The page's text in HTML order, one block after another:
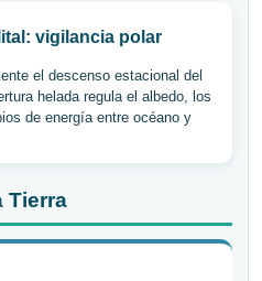
vigilancia polar
el descenso estacional del
helada regula el albedo, los
de energía entre océano y
Tierra